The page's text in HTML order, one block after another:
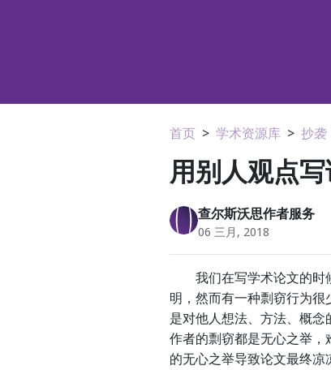
首页 > 学术资源库 > 抄袭
用别人观点
查尔斯沃思作者服务
06 三月, 2018
我们在写学术论文的时候
明，然而有一种剽窃行为
是对他人想法、方法、概
作者的剽窃都是无心之举
的无心之举导致论文最终凉